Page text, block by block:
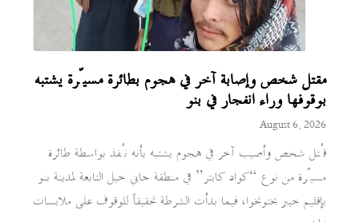
مقتل شخص وإصابة آخر في هجوم بطائرة مسيّرة يشتبه
بوقوفها وراء انفجار في بنو
August 6, 2026
قُتل شخص وأصيب آخر في هجوم يشتبه بأنه نُفذ بواسطة طائرة
مسيّرة من نوع “كواد كابتر” في منطقة جاني خيل التابعة لمدينة بنو
بإقليم خيبر بختونخوا، فيما بدأت الشرطة تحقيقاً للوقوف على ملابسات